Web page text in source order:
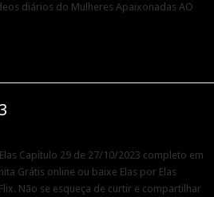
diários do Mulheres Apaixonadas AO
Capítulo 29 de 27/10/2023 completo em
Grátis online ou baixe Elas por Elas
Não se esqueça de curtir e compartilhar